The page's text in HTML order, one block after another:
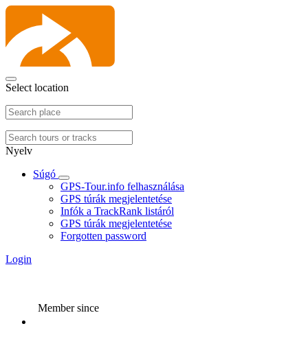
Select location
Nyelv
Súgó
GPS-Tour.info felhasználása
GPS túrák megjelentetése
Infók a TrackRank listáról
GPS túrák megjelentetése
Forgotten password
Login
Member since